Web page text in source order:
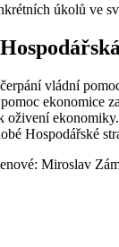
úkolů ve
vládní
ekonomice
oživení ekonomiky.
Hospodářské
Miroslav